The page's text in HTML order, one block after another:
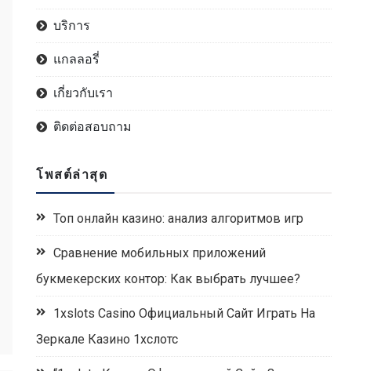
บริการ
แกลลอรี่
เกี่ยวกับเรา
ติดต่อสอบถาม
โพสต์ล่าสุด
Топ онлайн казино: анализ алгоритмов игр
Сравнение мобильных приложений
букмекерских контор: Как выбрать лучшее?
1xslots Casino Официальный Сайт Играть На
Зеркале Казино 1хслотс